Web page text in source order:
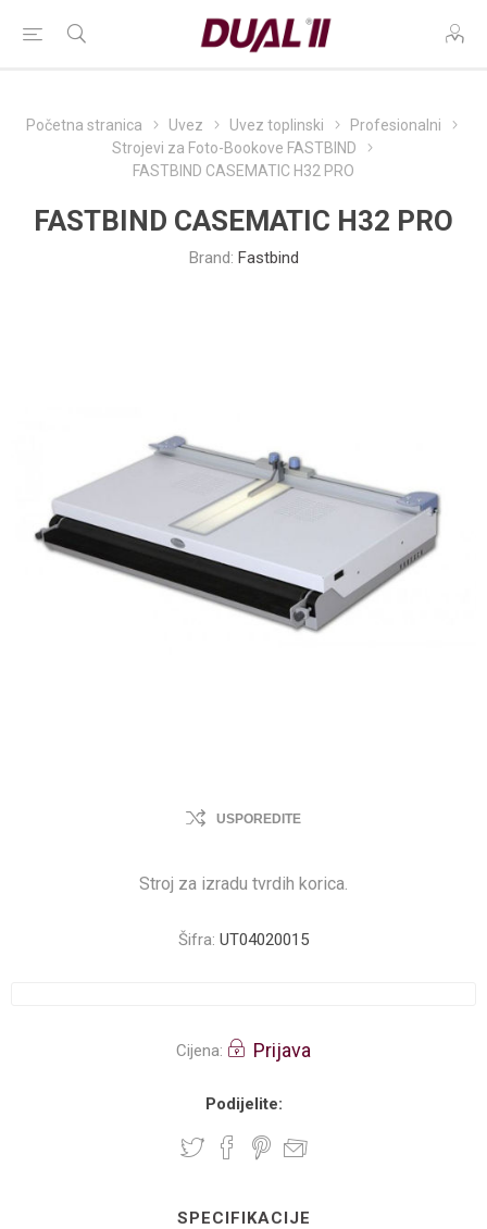
Početna stranica Uvez Uvez toplinski
Profesionalni
Strojevi za Foto-Bookove FASTBIND
FASTBIND CASEMATIC H32 PRO
FASTBIND CASEMATIC H32 PRO
Brand: Fastbind
USPOREDITE
Stroj za izradu tvrdih korica.
Šifra: UT04020015
Cijena: Prijava
Podijelite:
SPECIFIKACIJE